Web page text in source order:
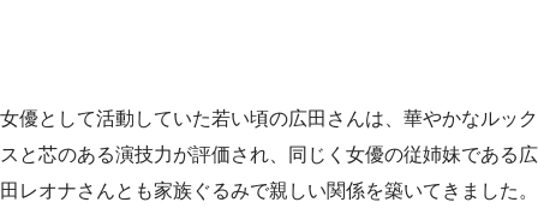
女優として活動していた若い頃の広田さんは、華やかなルック
スと芯のある演技力が評価され、同じく女優の従姉妹である広
田レオナさんとも家族ぐるみで親しい関係を築いてきました。